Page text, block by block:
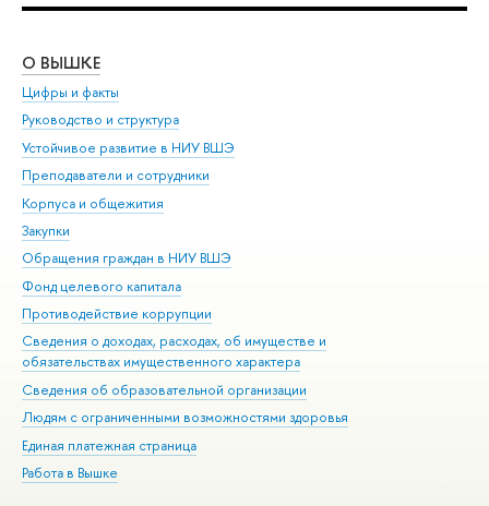
О ВЫШКЕ
Цифры и факты
Руководство и структура
Устойчивое развитие в НИУ ВШЭ
Преподаватели и сотрудники
Корпуса и общежития
Закупки
Обращения граждан в НИУ ВШЭ
Фонд целевого капитала
Противодействие коррупции
Сведения о доходах, расходах, об имуществе и
обязательствах имущественного характера
Сведения об образовательной организации
Людям с ограниченными возможностями здоровья
Единая платежная страница
Работа в Вышке